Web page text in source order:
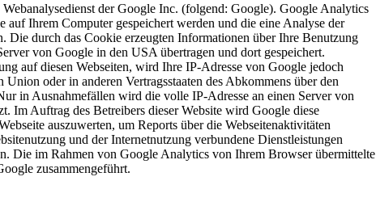
der Google Inc. (folgend: Google). Google Analytics
auf Ihrem Computer gespeichert werden und die eine Analyse der
Die durch das Cookie erzeugten Informationen über Ihre Benutzung
von Google in den USA übertragen und dort gespeichert.
auf diesen Webseiten, wird Ihre IP-Adresse von Google jedoch
oder in anderen Vertragsstaaten des Abkommens über den
in Ausnahmefällen wird die volle IP-Adresse an einen Server von
Im Auftrag des Betreibers dieser Website wird Google diese
auszuwerten, um Reports über die Webseitenaktivitäten
und der Internetnutzung verbundene Dienstleistungen
Die im Rahmen von Google Analytics von Ihrem Browser übermittelte
zusammengeführt.